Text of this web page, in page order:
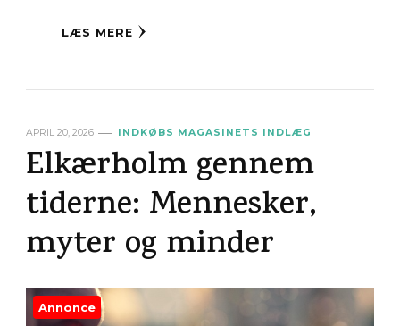
LÆS MERE
APRIL 20, 2026 INDKØBS MAGASINETS INDLÆG
Elkærholm gennem
tiderne: Mennesker,
myter og minder
Annonce